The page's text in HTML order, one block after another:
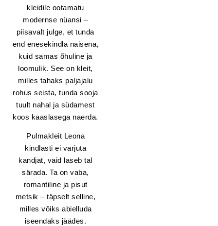
kleidile ootamatu
modernse nüansi –
piisavalt julge, et tunda
end enesekindla naisena,
kuid samas õhuline ja
loomulik. See on kleit,
milles tahaks paljajalu
rohus seista, tunda sooja
tuult nahal ja südamest
koos kaaslasega naerda.
Pulmakleit Leona
kindlasti ei varjuta
kandjat, vaid laseb tal
särada. Ta on vaba,
romantiline ja pisut
metsik – täpselt selline,
milles võiks abielluda
iseendaks jäädes.